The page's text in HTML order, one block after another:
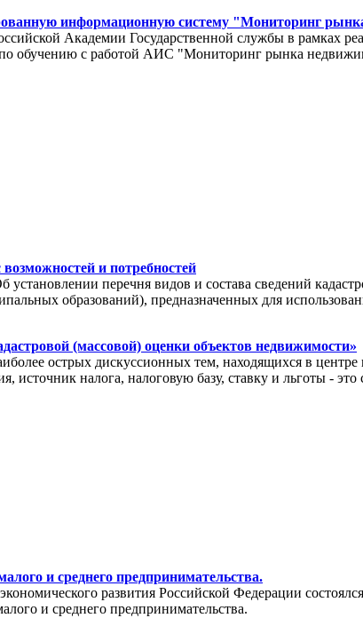
информационную систему "Мониторинг
Академии Государственной службы в рамках
обучению с работой АИС "Мониторинг рынка
и потребностей
перечня видов и состава сведений
образований), предназначенных для
(массовой) оценки объектов недвижимости»
острых дискуссионных тем, находящихся в центре
источник налога, налоговую базу, ставку и льготы -
и среднего предпринимательства.
развития Российской Федерации
и среднего предпринимательства.